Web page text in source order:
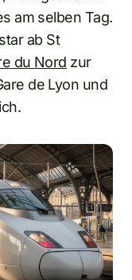
am selben Tag.
ab St
du Nord zur
de Lyon und